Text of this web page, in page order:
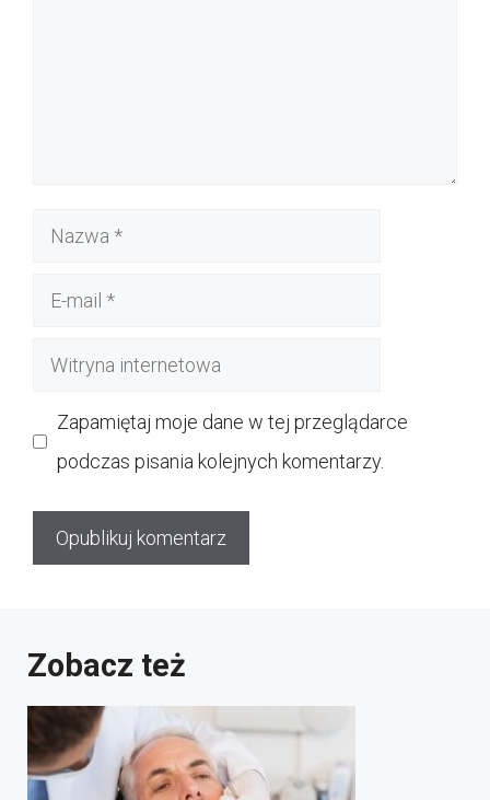
Nazwa
Witryna
Zapamiętaj moje dane w tej przeglądarce
podczas pisania kolejnych komentarzy.
Zobacz też